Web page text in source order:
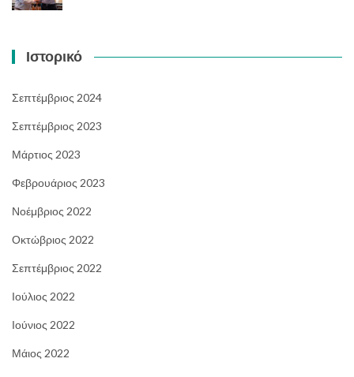
Ιστορικό
Σεπτέμβριος 2024
Σεπτέμβριος 2023
Μάρτιος 2023
Φεβρουάριος 2023
Νοέμβριος 2022
Οκτώβριος 2022
Σεπτέμβριος 2022
Ιούλιος 2022
Ιούνιος 2022
Μάιος 2022